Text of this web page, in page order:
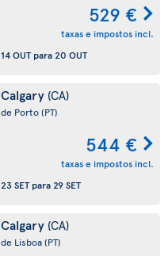
529 €
taxas e impostos incl.
14 OUTpara20 OUT
Calgary (CA)
de Porto(PT)
544 €
taxas e impostos incl.
23 SETpara29 SET
Calgary (CA)
de Lisboa(PT)